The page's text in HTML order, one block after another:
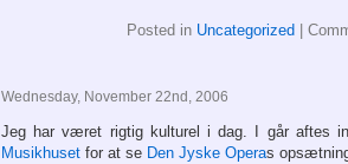
Posted in Uncategorized
Wednesday, November 22nd, 2006
Jeg har været rigtig kulturel i dag. I går aftes
Musikhuset for at se Den Jyske Operas